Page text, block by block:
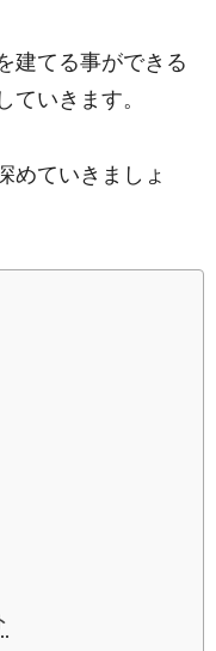
建てる事ができる
ていきます。
めていきましょ